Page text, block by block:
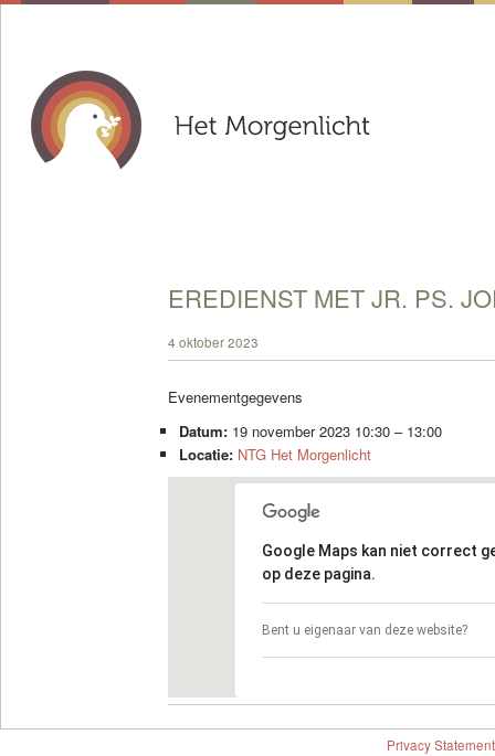
EREDIENST MET JR. PS.
4 oktober 2023
Evenementgegevens
Datum: 19 november 2023 10:30– 13:00
Locatie: NTG Het Morgenlicht
Google Maps kan niet correct
op deze pagina.
Bent u eigenaar van deze website?
Privacy Statement